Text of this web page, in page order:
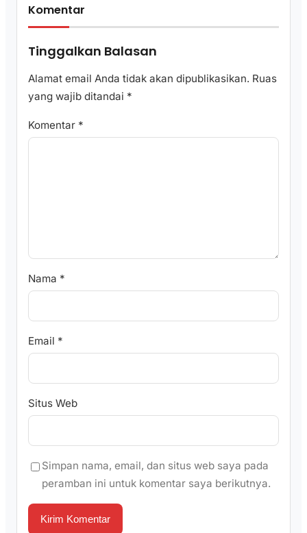
Komentar
Tinggalkan Balasan
Alamat email Anda tidak akan dipublikasikan. Ruas
yang wajib ditandai *
Komentar *
Nama *
Email *
Situs Web
Simpan nama, email, dan situs web saya pada
peramban ini untuk komentar saya berikutnya.